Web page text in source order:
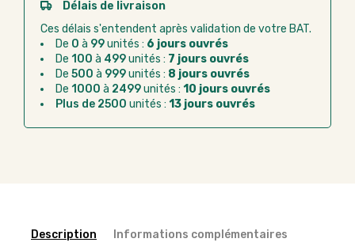
Virement bancaire :règlement sur facture
après la commande
Chorus Pro :règlement par mandat
administratif après la commande
Délais de livraison
Ces délais s'entendent après validation de votre BAT.
De 0 à 99unités : 6 jours ouvrés
De 100 à 499unités : 7 jours ouvrés
De 500 à 999unités : 8 jours ouvrés
De 1000 à 2499unités : 10 jours ouvrés
Plus de 2500 unités : 13 jours ouvrés
Description
Informations complémentaires